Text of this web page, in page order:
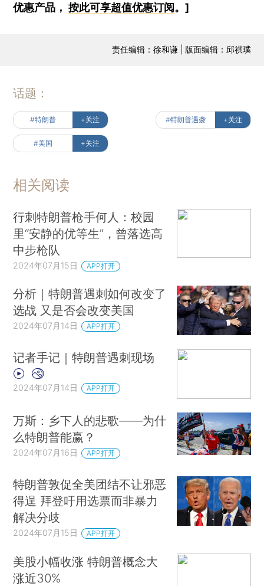
优惠产品，按此可享超值优惠订阅 。]
责任编辑：徐和谦 | 版面编辑：邱祺璞
话题：
#特朗普 +关注 #特朗普遇袭 +关注
#美国 +关注
相关阅读
行刺特朗普枪手何人：校园
里“安静的优等生”，曾落选高
中步枪队
2024年07月15日 APP打开
分析｜特朗普遇刺如何改变了
选战 又是否会改变美国
2024年07月14日 APP打开
记者手记｜特朗普遇刺现场
2024年07月14日 APP打开
万斯：乡下人的悲歌——为什
么特朗普能赢？
2024年07月16日 APP打开
特朗普敦促全美团结不让邪恶
得逞 拜登吁用选票而非暴力
解决分歧
2024年07月15日 APP打开
美股小幅收涨 特朗普概念大
涨近30%